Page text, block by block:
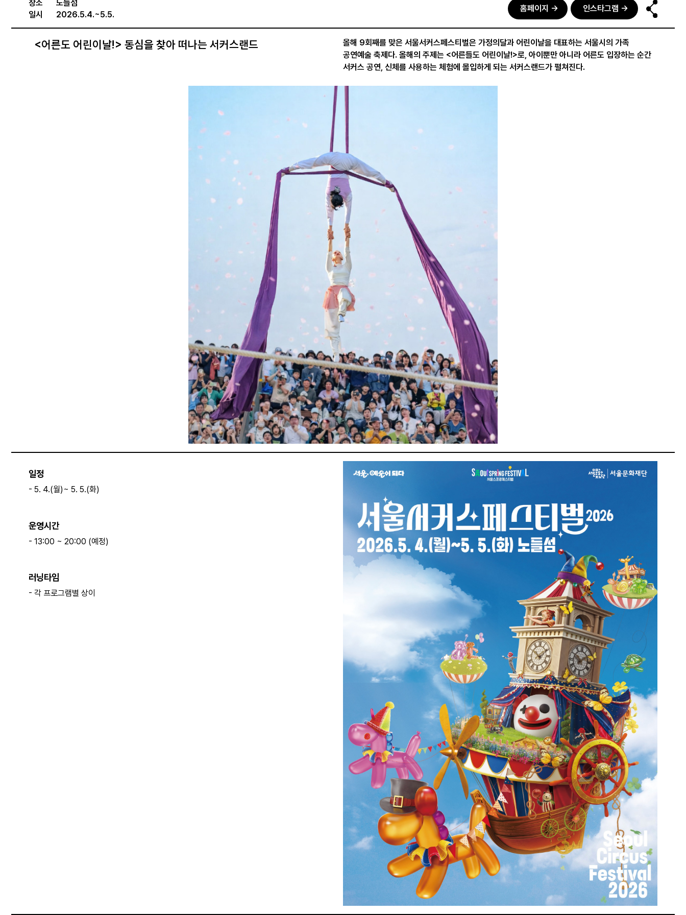
장소
노들섬
일시
2026.5.4.~5.5.
홈페이지 → 인스타그램 →
<어른도 어린이날!> 동심을 찾아 떠나는 서커스랜드
올해 9회째를 맞은 서울서커스페스티벌은 가정의달과 어린이날을 대표하는 서울시의 가족
공연예술 축제다. 올해의 주제는 <어른들도 어린이날!>로, 아이뿐만 아니라 어른도 입장하는 순간
서커스 공연, 신체를 사용하는 체험에 몰입하게 되는 서커스랜드가 펼쳐진다.
일정
- 5. 4.(월)~ 5. 5.(화)
운영시간
- 13:00 ~ 20:00 (예정)
러닝타임
- 각 프로그램별 상이